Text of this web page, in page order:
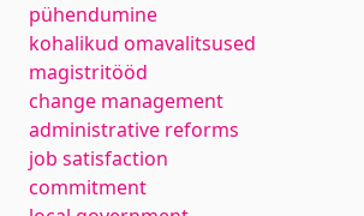
pühendumine
kohalikud omavalitsused
magistritööd
change management
administrative reforms
job satisfaction
commitment